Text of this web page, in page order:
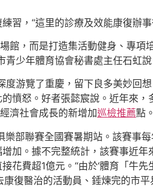
習，“這里的診療及效能康復辦
館，而是打造集活動健身、專項
青少年體育協會秘書處主任石虹說
度游覽了重慶，留下良多美妙回
憤怒。好者張懿宸說。近年來
濟社會成長的新增加巡檢推薦點。
部聯賽全國賽暑期站。該賽事
增加。據不完整統計，該賽事近
花費超1億元。“由於‘體育「牛先
康復醫治的活動員、錘煉完的市